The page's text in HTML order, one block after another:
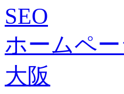
SEO
ホームペー
大阪